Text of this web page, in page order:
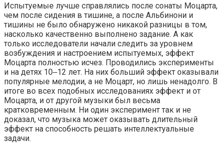
Испытуемые лучше справлялись после сонаты Моцарта,
чем после сидения в тишине, а после Альбинони и
тишины не было обнаружено никакой разницы в том,
насколько качественно выполнено задание. А как
только исследователи начали следить за уровнем
возбуждения и настроением испытуемых, эффект
Моцарта полностью исчез. Проводились эксперименты
и на детях 10‒12 лет. На них больший эффект оказывали
популярные мелодии, а не Моцарт, но лишь ненадолго. В
итоге во всех подобных исследованиях эффект и от
Моцарта, и от другой музыки был весьма
кратковременным. Ни один эксперимент так и не
доказал, что музыка может оказывать длительный
эффект на способность решать интеллектуальные
задачи.